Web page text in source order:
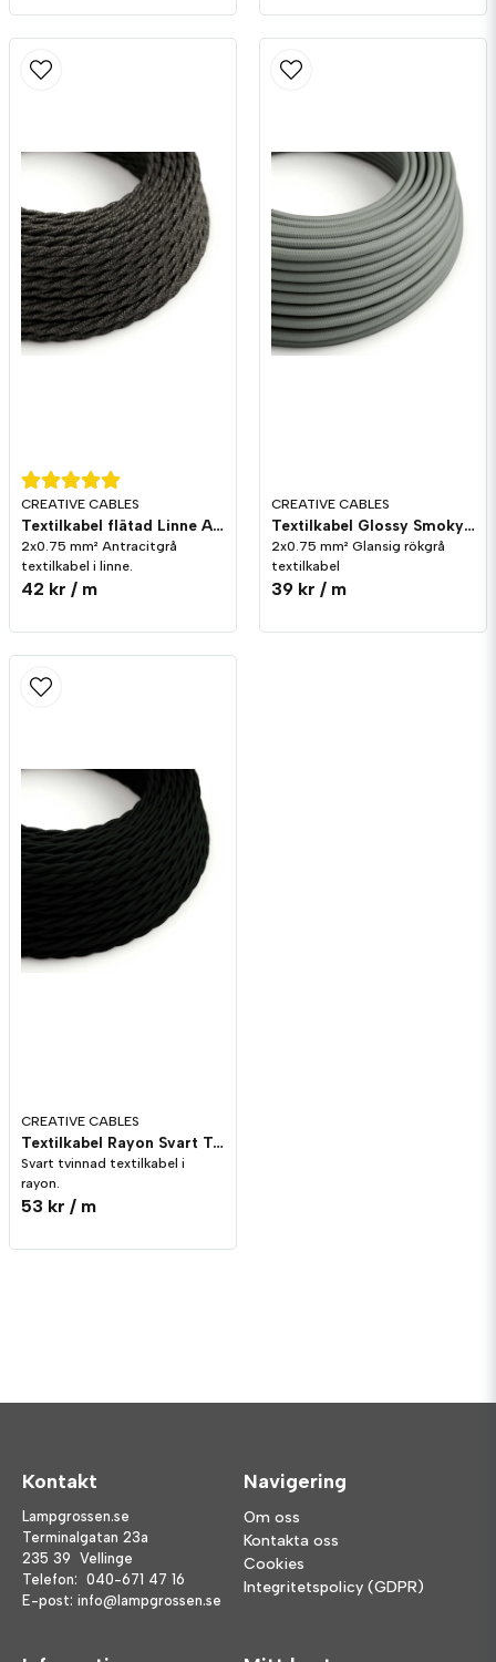
CREATIVE CABLES
Textilkabel flätad Linne Antracit grå melerad 2x0.75 mm²
2x0.75 mm² Antracitgrå
textilkabel i linne.
42 kr / m
CREATIVE CABLES
Textilkabel Glossy Smoky Grå 2x0.75 mm²
2x0.75 mm² Glansig rökgrå
textilkabel
39 kr / m
CREATIVE CABLES
Textilkabel Rayon Svart Tvinnad 3x0.75 mm²
Svart tvinnad textilkabel i
rayon.
53 kr / m
Kontakt
Lampgrossen.se
Terminalgatan 23a
235 39 Vellinge
Telefon: 040-671 47 16
E-post: info@lampgrossen.se
Navigering
Om oss
Kontakta oss
Cookies
Integritetspolicy (GDPR)